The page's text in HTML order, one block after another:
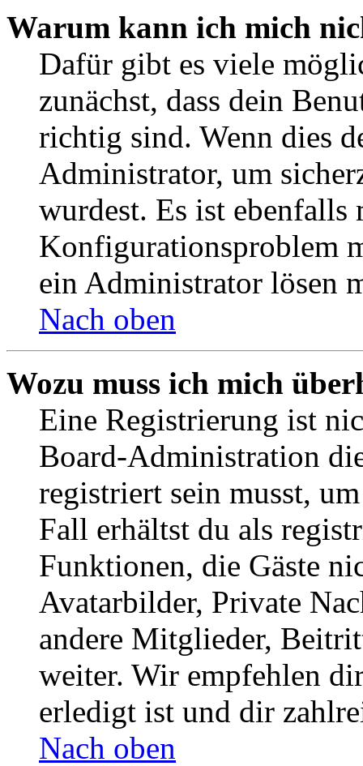
Warum kann ich mich
Dafür gibt es viele
zunächst, dass dein
richtig sind. Wenn dies
Administrator, um
wurdest. Es ist ebenfalls
Konfigurationsproblem
ein Administrator lösen
Nach oben
Wozu muss ich mich
Eine Registrierung ist
Board-Administration
registriert sein musst,
Fall erhältst du als
Funktionen, die Gäste
Avatarbilder, Private
andere Mitglieder,
weiter. Wir empfehlen
erledigt ist und dir
Nach oben